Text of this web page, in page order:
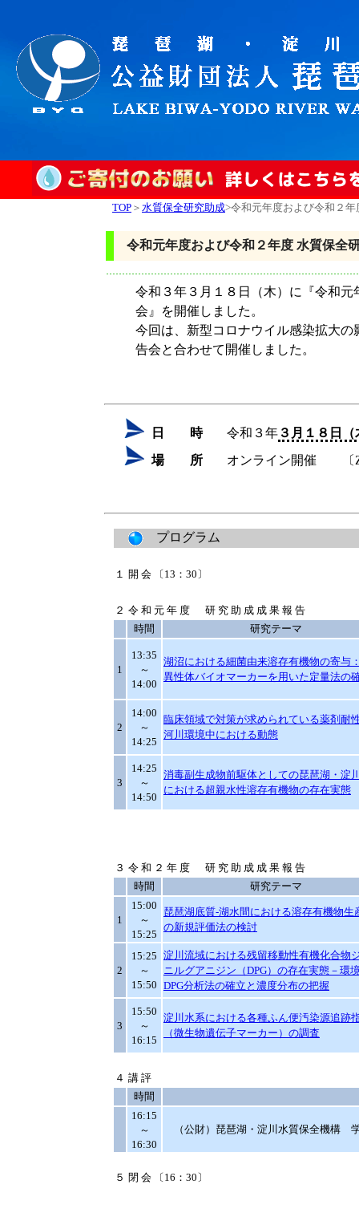
TOP ＞ 水質保全研究助成>令和元年度および令和２
令和元年度および令和２年度 水質保全
令和３年３月１８日（木）に『令和
会』を開催しました。
今回は、新型コロナウイル感染拡大
告会と合わせて開催しました。
日 時 令和３年 ３月１８日（
場 所
オンライン開催 〔
プログラム
１ 開会 〔13：30〕
２ 令和元年度 研究助成成果報告
時間
研究テーマ
1
13:35
～
14:00
湖沼における細菌由来溶存有機物の寄与
異性体バイオマーカーを用いた定量法の
2
14:00
～
14:25
臨床領域で対策が求められている薬剤耐
河川環境中における動態
3
14:25
～
14:50
消毒副生成物前駆体としての琵琶湖・淀
における超親水性溶存有機物の存在実態
３ 令和２年度 研究助成成果報告
時間
研究テーマ
1
15:00
～
15:25
琵琶湖底質-湖水間における溶存有機物生
の新規評価法の検討
2
15:25
～
15:50
淀川流域における残留移動性有機化合物
ニルグアニジン（DPG）の存在実態－環
DPG分析法の確立と濃度分布の把握
3
15:50
～
16:15
淀川水系における各種ふん便汚染源追跡
（微生物遺伝子マーカー）の調査
４ 講評
時間
16:15
～
16:30
（公財）琵琶湖・淀川水質保全機構
５ 閉会 〔16：30〕